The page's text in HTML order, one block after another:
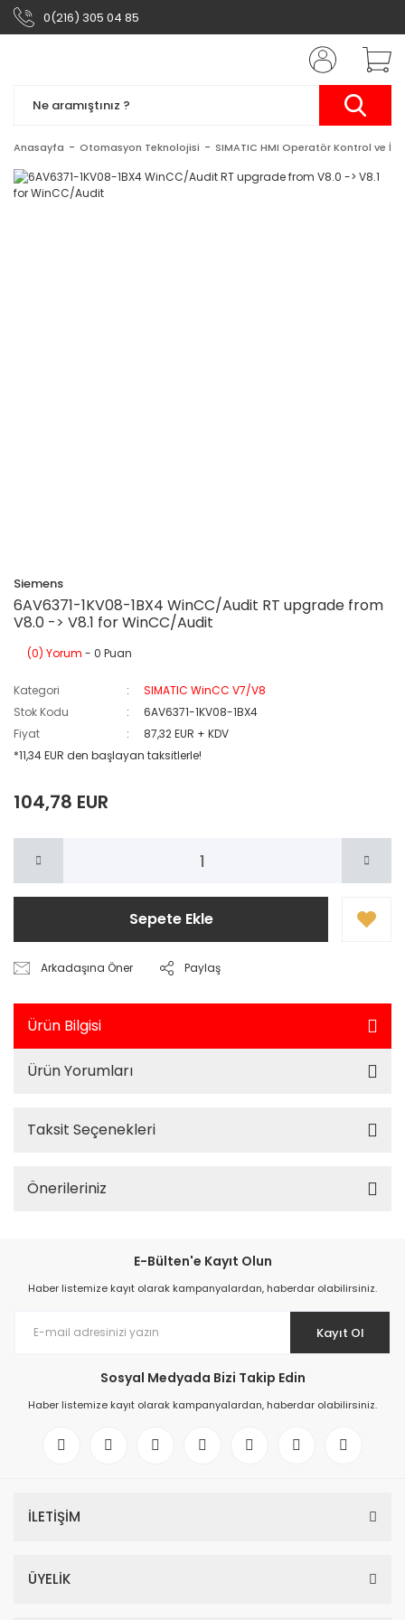
0(216) 305 04 85
Anasayfa Otomasyon Teknolojisi SIMATIC HMI Operatör Kontrol ve
Siemens
6AV6371-1KV08-1BX4 WinCC/Audit RT upgrade from
V8.0 -> V8.1 for WinCC/Audit
(0) Yorum - 0 Puan
Kategori
SIMATIC WinCC V7/V8
Stok Kodu
6AV6371-1KV08-1BX4
Fiyat
87,32 EUR + KDV
*11,34 EUR den başlayan taksitlerle!
104,78 EUR
Sepete Ekle
Arkadaşına Öner Paylaş
Ürün Bilgisi
Ürün Yorumları
Taksit Seçenekleri
Önerileriniz
E-Bülten'e Kayıt Olun
Haber listemize kayıt olarak kampanyalardan, haberdar olabilirsiniz.
Kayıt Ol
Sosyal Medyada Bizi Takip Edin
Haber listemize kayıt olarak kampanyalardan, haberdar olabilirsiniz.
İLETİŞİM
ÜYELİK